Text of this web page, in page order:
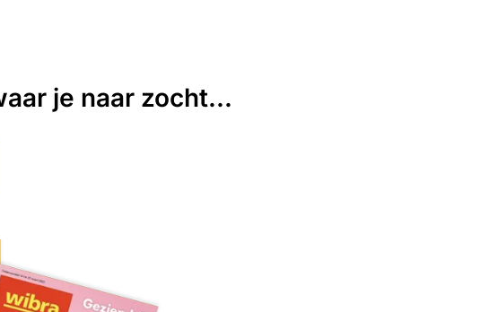
je naar zocht...